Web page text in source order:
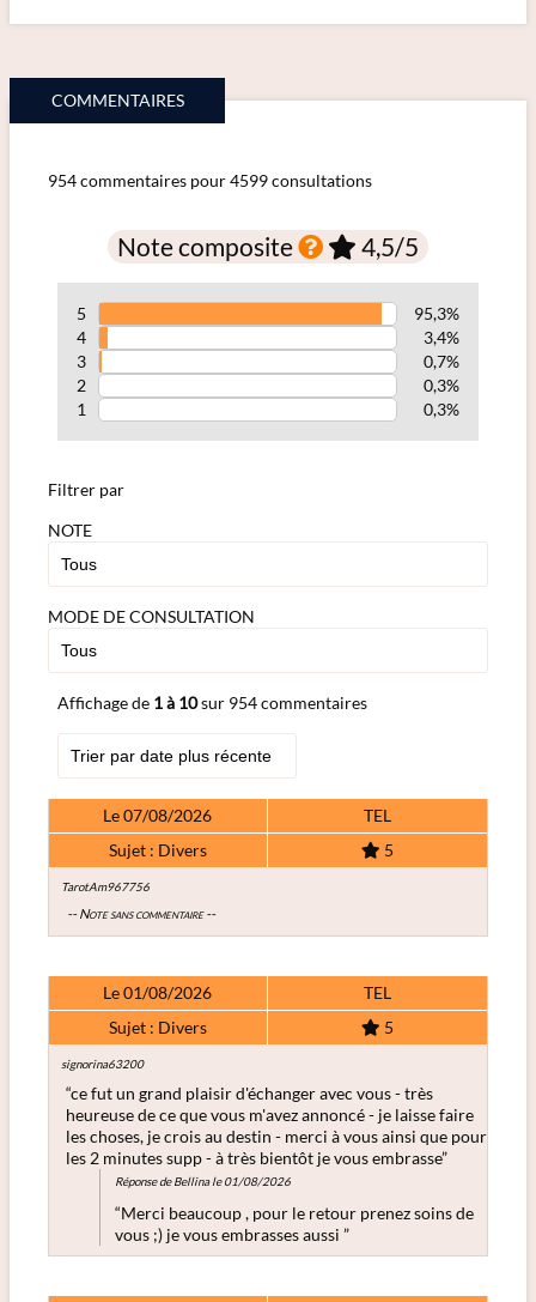
COMMENTAIRES
954 commentaires pour 4599 consultations
Note composite 4,5/5
5
95,3%
4
3,4%
3
0,7%
2
0,3%
1
0,3%
Filtrer par
NOTE
MODE DE CONSULTATION
Affichage de 1 à 10sur 954 commentaires
Le 07/08/2026
TEL
Sujet : Divers
5
TarotAm967756
-- Note sans commentaire --
Le 01/08/2026
TEL
Sujet : Divers
5
signorina63200
“ce fut un grand plaisir d'échanger avec vous - très
heureuse de ce que vous m'avez annoncé - je laisse faire
les choses, je crois au destin - merci à vous ainsi que pour
les 2 minutes supp - à très bientôt je vous embrasse”
Réponse de Bellina le 01/08/2026
“Merci beaucoup , pour le retour prenez soins de
vous ;) je vous embrasses aussi ”